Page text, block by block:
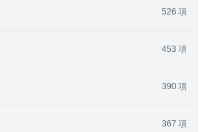
526 項
453 項
390 項
367 項